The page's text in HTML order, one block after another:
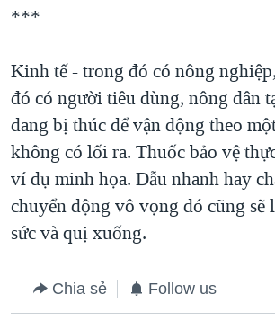
***
Kinh tế - trong đó có nông
đó có người tiêu dùng, nông dân
đang bị thúc để vận động theo
không có lối ra. Thuốc bảo vệ
ví dụ minh họa. Dẫu nhanh hay
chuyển động vô vọng đó cũng sẽ
sức và quị xuống.
Chia sẻ Follow us